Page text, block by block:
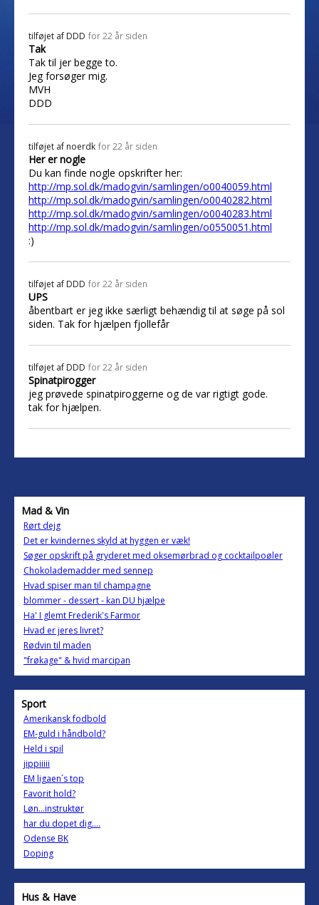
tilføjet af DDD for 22 år siden
Tak
Tak til jer begge to.
Jeg forsøger mig.
MVH
DDD
tilføjet af noerdk for 22 år siden
Her er nogle
Du kan finde nogle opskrifter her:
http://mp.sol.dk/madogvin/samlingen/o0040059.html
http://mp.sol.dk/madogvin/samlingen/o0040282.html
http://mp.sol.dk/madogvin/samlingen/o0040283.html
http://mp.sol.dk/madogvin/samlingen/o0550051.html
:)
tilføjet af DDD for 22 år siden
UPS
åbentbart er jeg ikke særligt behændig til at søge på sol
siden. Tak for hjælpen fjollefår
tilføjet af DDD for 22 år siden
Spinatpirogger
jeg prøvede spinatpiroggerne og de var rigtigt gode.
tak for hjælpen.
Mad & Vin
Rørt dejg
Det er kvindernes skyld at hyggen er væk!
Søger opskrift på gryderet med oksemørbrad og cocktailpoøler
Chokolademadder med sennep
Hvad spiser man til champagne
blommer - dessert - kan DU hjælpe
Ha' I glemt Frederik's Farmor
Hvad er jeres livret?
Rødvin til maden
"frøkage" & hvid marcipan
Sport
Amerikansk fodbold
EM-guld i håndbold?
Held i spil
jippiiiii
EM ligaen´s top
Favorit hold?
Løn...instruktør
har du dopet dig....
Odense BK
Doping
Hus & Have